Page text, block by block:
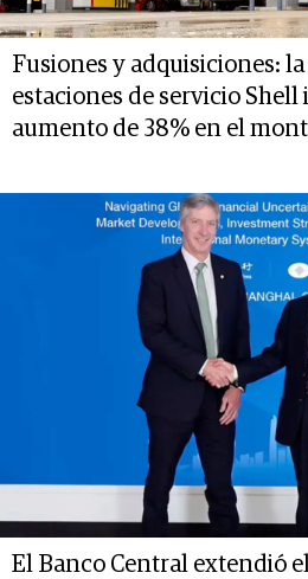
Fusiones y adquisiciones:
estaciones de servicio
aumento de 38% en el
El Banco Central extendió